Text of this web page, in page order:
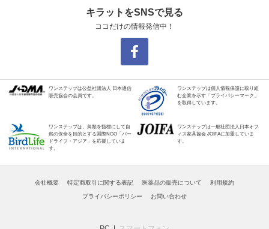
キラットをSNSで見る
ココだけの情報発信中！
ワンステップは公益社団法人 日本通信
販売協会の会員です。
ワンステップは個人情報保護に取り組
む企業を示す「プライバシーマーク」
を取得しています。
ワンステップは、鳥類を指標にして自
然の保全を目的とする国際NGO「バー
ドライフ・アジア」を応援していま
す。
ワンステップは一般社団法人日本オフ
ィス家具協会 JOIFAに加盟していま
す。
会社概要 特定商取引に関する表記 医薬品の販売について 利用規約
プライバシーポリシー お問い合わせ